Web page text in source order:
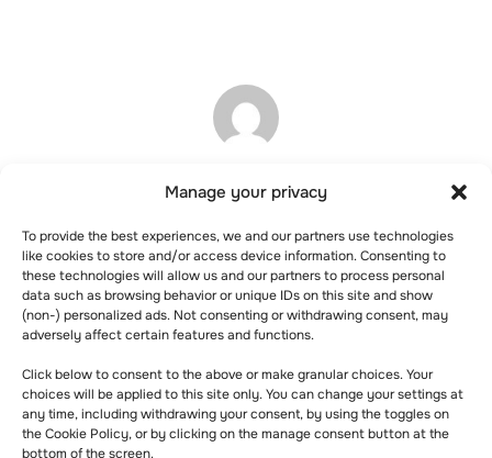
Manage your privacy
To provide the best experiences, we and our partners use technologies
like cookies to store and/or access device information. Consenting to
these technologies will allow us and our partners to process personal
data such as browsing behavior or unique IDs on this site and show
(non-) personalized ads. Not consenting or withdrawing consent, may
adversely affect certain features and functions.
Click below to consent to the above or make granular choices. Your
choices will be applied to this site only. You can change your settings at
any time, including withdrawing your consent, by using the toggles on
the Cookie Policy, or by clicking on the manage consent button at the
bottom of the screen.
Matthieu Perard
Similar posts